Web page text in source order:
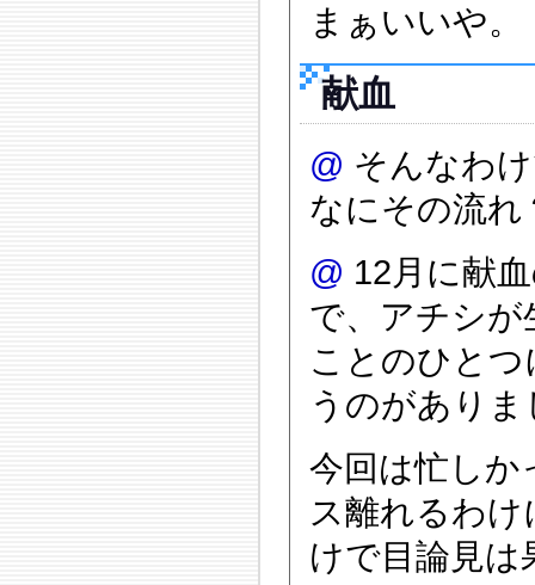
まぁいいや。
献血
@ そんなわ
なにその流れ
@ 12月に献
で、アチシ
ことのひとつ
うのがあり
今回は忙しか
ス離れるわ
けで目論見は